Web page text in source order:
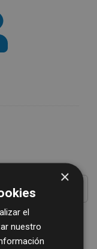
×
el
nuestro